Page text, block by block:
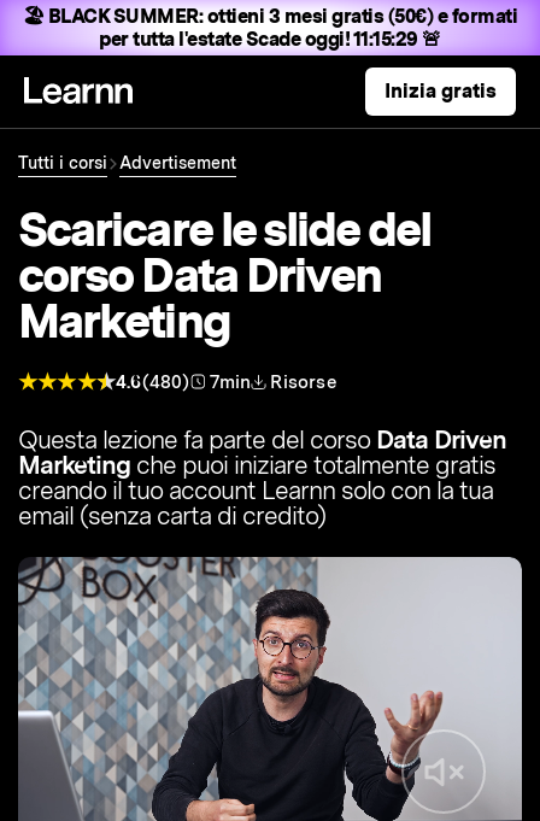
🏖️ BLACK SUMMER:ottieni 3 mesi gratis (50€) e formati
per tutta l'estateScade oggi! 11:15:28 🚨
Inizia gratis
Tutti i corsi Advertisement
Scaricare le slide del
corso Data Driven
Marketing
4.6(480) 7min Risorse
Questa lezione fa parte del corso Data Driven
Marketing che puoi iniziare totalmente gratis
creando il tuo account Learnn solo con la tua
email (senza carta di credito)